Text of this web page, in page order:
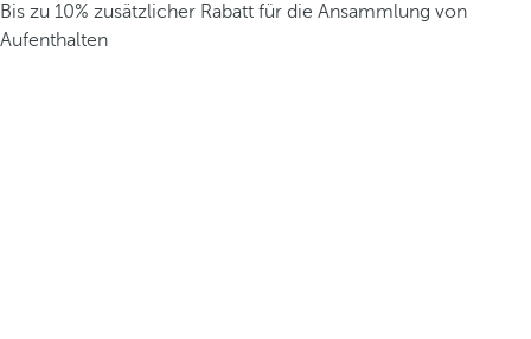
Bis zu 10% zusätzlicher Rabatt für die Ansammlung von
Aufenthalten